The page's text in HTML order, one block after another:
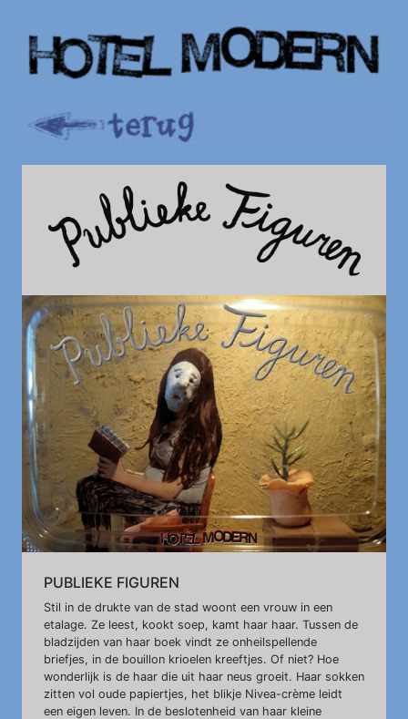
PUBLIEKE FIGUREN
Stil in de drukte van de stad woont een vrouw in een
etalage. Ze leest, kookt soep, kamt haar haar. Tussen de
bladzijden van haar boek vindt ze onheilspellende
briefjes, in de bouillon krioelen kreeftjes. Of niet? Hoe
wonderlijk is de haar die uit haar neus groeit. Haar sokken
zitten vol oude papiertjes, het blikje Nivea-crème leidt
een eigen leven. In de beslotenheid van haar kleine